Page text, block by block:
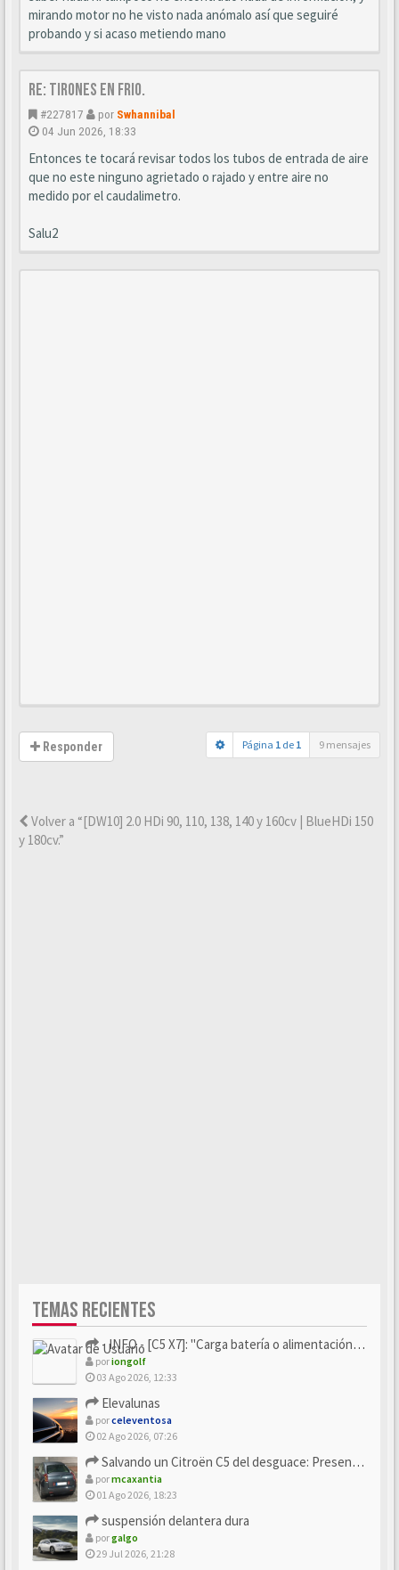
mirando motor no he visto nada anómalo así que seguiré
probando y si acaso metiendo mano
Re: Tirones en frio.
#227817 por Swhannibal
04 Jun 2026, 18:33
Entonces te tocará revisar todos los tubos de entrada de aire
que no este ninguno agrietado o rajado y entre aire no
medido por el caudalimetro.
Salu2
Responder Página 1 de 1 9 mensajes
Volver a “[DW10] 2.0 HDi 90, 110, 138, 140 y 160cv | BlueHDi 150
y 180cv.”
TEMAS RECIENTES
- INFO - [C5 X7]: "Carga batería o alimentación eléctri...
poriongolf
03 Ago 2026, 12:33
Elevalunas
porceleventosa
02 Ago 2026, 07:26
Salvando un Citroën C5 del desguace: Presentación y seguimiento
pormcaxantia
01 Ago 2026, 18:23
suspensión delantera dura
porgalgo
29 Jul 2026, 21:28